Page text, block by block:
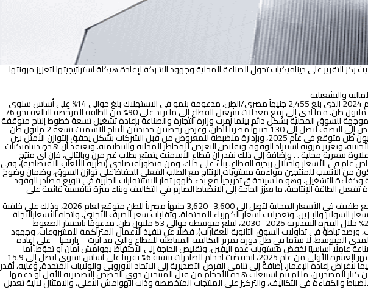
على ديناميكيات تحول الصناعة المحلية وجهود الشركة لإعادة هيكلة استراتيجيتها لتعزيز مرونتها
والتشغيلية
ديناميكيات تحول الصناعة المحلية : في عام 2025، ارتفعت أسعار الأسمنت البورتلاندي بنسبة تتراوح بين 80 و 85% تقريباً فوق متوسط عام 2024 الذي بلغ 2,455 جنيهاً مصري/الطن، مدعومة بنمو في الاستهلاك بلغ حوالي 14% على أساس سنوي
في الأشهر العشرة الأولى من عام 2025 ليصل إلى 44.2 مليون طن، وبانخفاض في الصادرات بنسبة 6% تقريباً على أساس سنوي إلى 15.9 مليون طن. مما أدى إلى رفع معدلات تشغيل القطاع إلى ما يزيد على 90% من الطاقة المرخّصة البالغة نحو 76
الاحتكارية في يوليو 2025 بتعليق العمل بنظام حصص الإنتاج الموجهة للسوق المحلية بشكل دائم بينما أمرت وزارة التجارة والصناعة بإعادة تشغيل تسعة خطوط إنتاج متوقفة
(من المتوقع عودة سبعة منها في غضون عام، مما سيضيف في المتوسط حوالي 12.6 مليون طن)، إلى جانب خفض رسوم تعديل التراخيص إلى النصف لتصل إلى 130 جنيهاً مصرياً للطن، وعرض رخصتين جديدتين لأنتاج الاسمنت بسعة 2 مليون طن
لكل منهما. وعلى الرغم من التراجع الجزئي في الاسعار إلا أن أسعارالأسمنت لازالت مدعومة بطلب محلي قوي، والذي يُقدر بنحو 53.7 مليون طن متوقع في عام 2025، وبإدارة منضبطة للمعروض من قبل الشركات بشكل يحقق التوازن الأمثل بين
وتعزيز مرونة استيراد الوقود، وتقليص التعرض للمخاطر المحلية والتنظيمية. ونعتقد أن هذه ديناميكيات
سعرية محلية . . وإضافة إلى ذلك نقدر أن قطاع الأسمنت يتمتع بطلب غير مرن وبالتالي، فإن أي منتِج
الأسعار واختلال ربحية القطاع. بناءً على ذلك، ومن منظوراقتصادي (نظرية الألعاب الاقتصادية)، وفي
من الأنسب للمنتجين مواءمة مستويات الإنتاج مع الطلب الفعلي للحفاظ على توازن السوق، وضمان وضوح
وكفاءة التشغيل، وهو ما سيتحقق تدريجياً مع بدء ظهور ثمار الاستثمارات الجارية في تنويع مصادر الوقود
الطاقة الإنتاجية، ما يعزز الحاجة إلى الانضباط الصارم في التكاليف وبناء ميزة تنافسية قائمة على
تراجع الهوامش المحلية واستمرار قوة الصادرات: بناءً على تحليلنا لمؤشرات الاقتصاد الكلي وبيانات القطاع الصناعي، نقدّر احتمال حدوث تراجع طفيف في الأسعار المحلية لتصل إلى 3,600–3,620 جنيهاً مصرياً للطن متوقع لعام 2026، وذلك على خلفية
أسعار السولار والبنزين، وتعديلات أسعار الكهرباء المحتملة، وتقلبات سعر الصرف الأجنبي، واتجاه الأسعارالآجلة
للفحم وفحم الكوك البترولي نحو الارتفاع الطفيف. ونتوقع أن ينمو الطلب المحلي على الأسمنت بمعدل نمو سنوي مركب يبلغ حوالي 2.2% خلال الفترة التقديرية 2025–2030، ليبلغ متوسطه حوالي 53 مليون طن. مدعومًا بانحسار الضغوط
تباطؤ في تداولات السوق الثانوية للعقارات)، فضلًا عن تنفيذ الأعمال المتراكمة للمشروعات، وجهود
المتوسط، لا سيّما في ظل دورة تمرير التكاليف المتباطئة للقطاع والتي قد اثرت – تاريخياً – على إعادة
عاملًا أساسيًا لخفض مستويات عدم اليقين، وتقليص الحاجة إلى الاحتفاظ بهوامش أمان أو تحوّط. أما
بالنسبة لصادرات الكلينكر والأسمنت، فقد بلغت في عام 2024 حوالي 19.5 مليون طن، موزعة بنسبة 38% أسمنت و 62% كلينكر. وفي الأشهر العشرة الأولى من عام 2025، انخفضت أحجام الصادرات بنسبة 6% تقريباً على أساس سنوي لتصل إلى 15.9
بقوة الطلب من الدول المجاورة، لا سيما لأغراض إعادة الإعمار، إضافةً إلى تنامي الفرص التصديرية إلى الاتحاد الأوروبي والولايات المتحدة. وعليه، نُقدر
بين كبار المصدرين، ما لم يتم استيعاب هذه الأحجام من قبل المنتجين ذوي الحصص التصديرية الأقل أو دعمها
والكفاءة في التكاليف، والتركيز على المنتجات المتخصصة وذات الهوامش الأعلى، والامتثال لآلية تعديل